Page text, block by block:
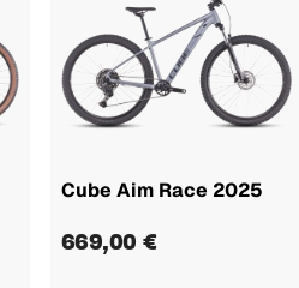
Cube Aim Race 2025
669,00 €